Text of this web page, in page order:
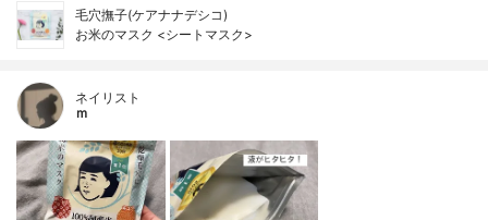
毛穴撫子(ケアナナデシコ)
お米のマスク <シートマスク>
ネイリスト
ｍ